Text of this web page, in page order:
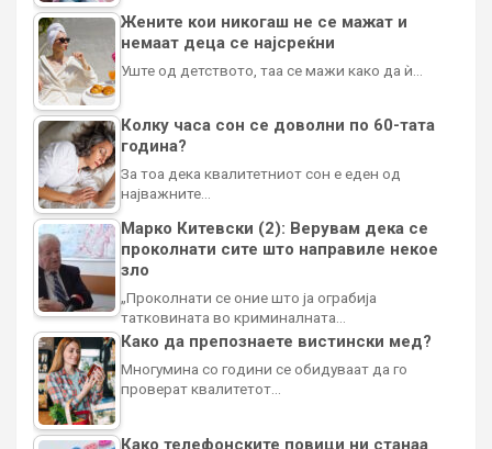
Жените кои никогаш не се мажат и
немаат деца се најсреќни
Уште од детството, таа се мажи како да ѝ…
Колку часа сон се доволни по 60-тата
година?
За тоа дека квалитетниот сон е еден од
најважните…
Марко Китевски (2): Верувам дека се
проколнати сите што направиле некое
зло
„Проколнати се оние што ја ограбија
татковината во криминалната…
Како да препознаете вистински мед?
Многумина со години се обидуваат да го
проверат квалитетот…
Како телефонските повици ни станаа